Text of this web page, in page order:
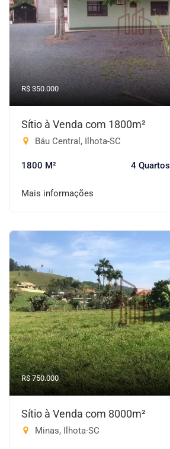
R$ 350.000
Sítio à Venda com 1800m²
Báu Central, Ilhota-SC
1800 M² 4 Quartos
Mais informações
R$ 750.000
Sítio à Venda com 8000m²
Minas, Ilhota-SC